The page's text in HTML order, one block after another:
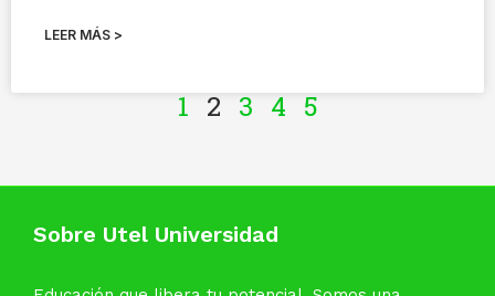
LEER MÁS >
1 2 3 4 5
Sobre Utel Universidad